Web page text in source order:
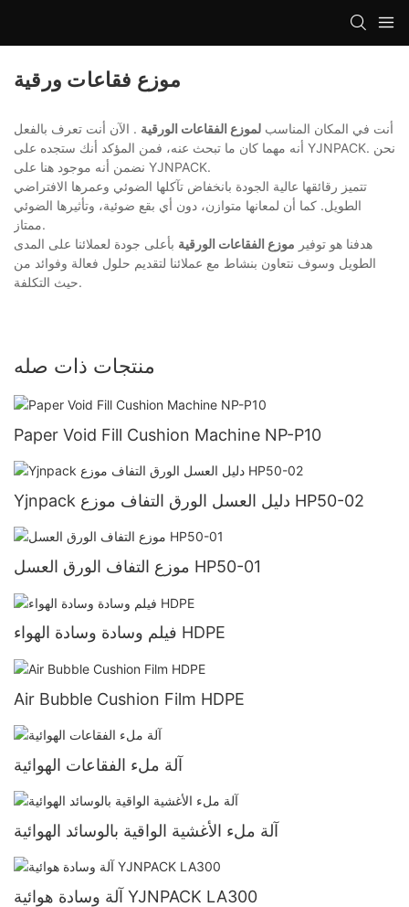
موزع فقاعات ورقية
أنت في المكان المناسب لموزع الفقاعات الورقية . الآن أنت تعرف بالفعل
أنه مهما كان ما تبحث عنه، فمن المؤكد أنك ستجده على YJNPACK. نحن
نضمن أنه موجود هنا على YJNPACK.
تتميز رقائقها عالية الجودة بانخفاض تآكلها الضوئي وعمرها الافتراضي
الطويل. كما أن لمعانها متوازن، دون أي بقع ضوئية، وتأثيرها الضوئي
ممتاز.
هدفنا هو توفير موزع الفقاعات الورقية بأعلى جودة لعملائنا على المدى
الطويل وسوف نتعاون بنشاط مع عملائنا لتقديم حلول فعالة وفوائد من
حيث التكلفة.
منتجات ذات صله
Paper Void Fill Cushion Machine NP-P10
Yjnpack دليل العسل الورق التفاف موزع HP50-02
موزع التفاف الورق العسل HP50-01
فيلم وسادة وسادة الهواء HDPE
Air Bubble Cushion Film HDPE
آلة ملء الفقاعات الهوائية
آلة ملء الأغشية الواقية بالوسائد الهوائية
آلة وسادة هوائية YJNPACK LA300